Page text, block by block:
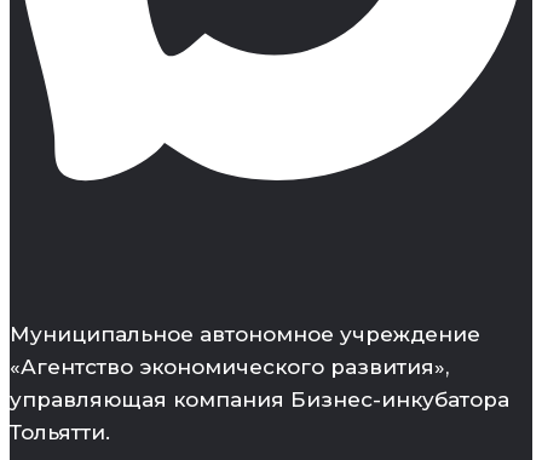
Муниципальное автономное учреждение
«Агентство экономического развития»,
управляющая компания Бизнес-инкубатора
Тольятти.